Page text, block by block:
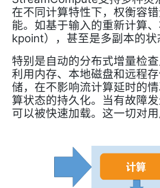
在不同计算特性下，权衡容
能。如基于输入的重新计算
kpoint），甚至是多副本的状
特别是自动的分布式增量检
利用内存、本地磁盘和远程
储，在不影响流计算延时的
算状态的持久化。当有故障
可以被快速加载。这一切对用